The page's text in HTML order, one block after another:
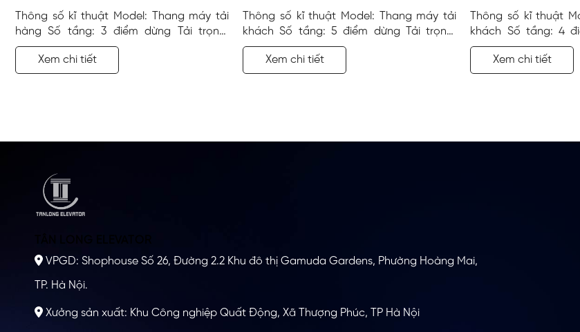
Thông số kĩ thuật Model: Thang máy tải
hàng Số tầng: 3 điểm dừng Tải trọng:
1000 kg Công trình: Văn phòng Địa điểm:
Tiên Trang, Thanh Hóa Vị trí lắp đặt: Góc
tường
Xem chi tiết
Thông số kĩ thuật Model: Thang máy tải
khách Số tầng: 5 điểm dừng Tải trọng:
1000 kg Công trình: Văn phòng Địa điểm:
Thanh Hóa Vị trí lắp đặt: Góc tường
Xem chi tiết
Thông số kĩ thuật
khách Số tầng: 4
450 kg Công trình:
điểm: Hà Nội Vị trí
Xem chi tiết
VPGD: Shophouse Số 26, Đường 2.2 Khu đô thị Gamuda Gardens, Phường Hoàng Mai,
TP. Hà Nội.
Xưởng sản xuất: Khu Công nghiệp Quất Động, Xã Thượng Phúc, TP Hà Nội